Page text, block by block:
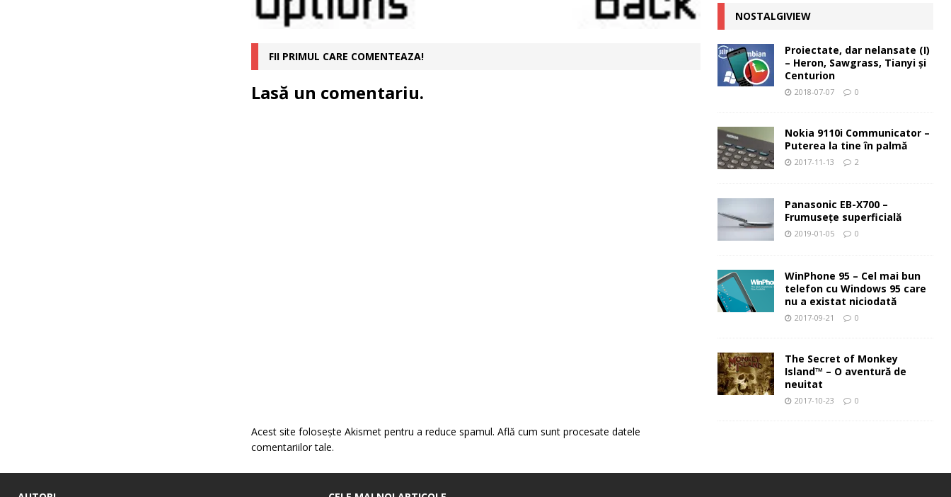
FII PRIMUL CARE COMENTEAZA!
Lasă un comentariu.
Acest site folosește Akismet pentru a reduce spamul. Află cum sunt procesate datele
comentariilor tale.
NOSTALGIVIEW
Proiectate, dar nelansate (I)
– Heron, Sawgrass, Tianyi şi
Centurion
2018-07-07 0
Nokia 9110i Communicator –
Puterea la tine în palmă
2017-11-13 2
Panasonic EB-X700 –
Frumuseţe superficială
2019-01-05 0
WinPhone 95 – Cel mai bun
telefon cu Windows 95 care
nu a existat niciodată
2017-09-21 0
The Secret of Monkey
Island™ – O aventură de
neuitat
2017-10-23 0